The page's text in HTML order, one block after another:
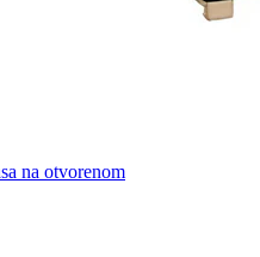
na otvorenom